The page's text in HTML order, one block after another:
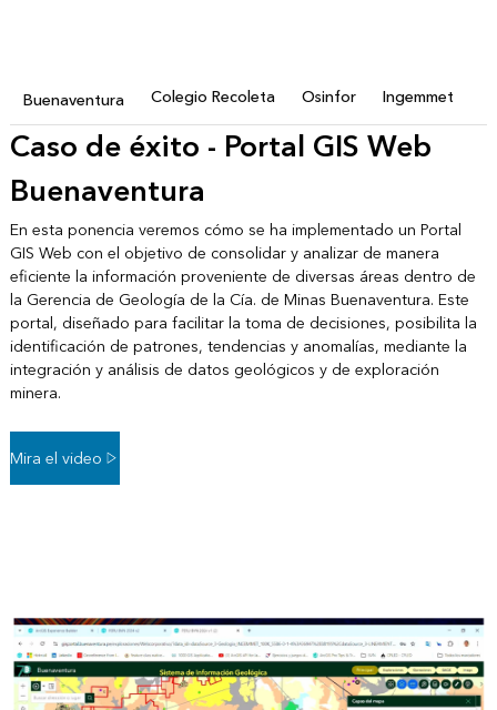
Buenaventura Colegio Recoleta Osinfor Ingemmet
Caso de éxito - Portal GIS Web
Buenaventura
En esta ponencia veremos cómo se ha implementado un Portal
GIS Web con el objetivo de consolidar y analizar de manera
eficiente la información proveniente de diversas áreas dentro de
la Gerencia de Geología de la Cía. de Minas Buenaventura. Este
portal, diseñado para facilitar la toma de decisiones, posibilita la
identificación de patrones, tendencias y anomalías, mediante la
integración y análisis de datos geológicos y de exploración
minera.
Mira el video